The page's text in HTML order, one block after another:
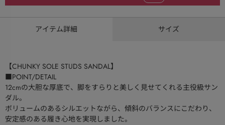
アイテム詳細 サイズ
【CHUNKY SOLE STUDS SANDAL】
■POINT/DETAIL
12cmの大胆な厚底で、脚をすらりと美しく見せてくれる主役級サン
ダル。
ボリュームのあるシルエットながら、傾斜のバランスにこだわり、
安定感のある履き心地を実現しました。